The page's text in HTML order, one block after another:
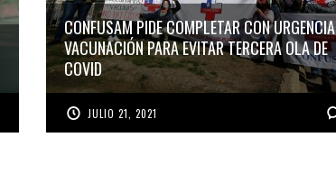
CONFUSAM PIDE COMPLETAR CON URGENCIA
VACUNACIÓN PARA EVITAR TERCERA OLA DE
COVID
JULIO 21, 2021